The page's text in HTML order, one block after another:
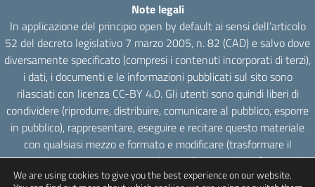
Note legali
In applicazione del principio open by default ai sensi dell’articolo
52 del decreto legislativo 7 marzo 2005, n. 82 (CAD) e salvo dove
diversamente specificato (compresi i contenuti incorporati di terzi),
i dati, i documenti e le informazioni pubblicati sul sito sono
rilasciati con licenza CC-BY 4.0. Gli utenti sono quindi liberi di
condividere (riprodurre, distribuire, comunicare al pubblico, esporre
in pubblico), rappresentare, eseguire e recitare questo materiale
con qualsiasi mezzo e formato e modificare (trasformare il
materiale e utilizzarlo per opere derivate) per qualsiasi fine, anche
commerciale con il solo onere di attribuzione, senza apporre
We are using cookies to give you the best experience on our website.